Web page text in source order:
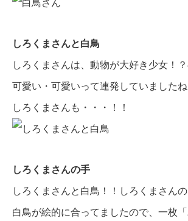
しろくまさんと白鳥
しろくまさんは、動物が大好き少女！？
可愛い・可愛いって連発していましたね
しろくまさんも・・・！！
しろくまさんの手
しろくまさんと白鳥！！しろくまさん
白鳥が絵的に合ってましたので、一枚「